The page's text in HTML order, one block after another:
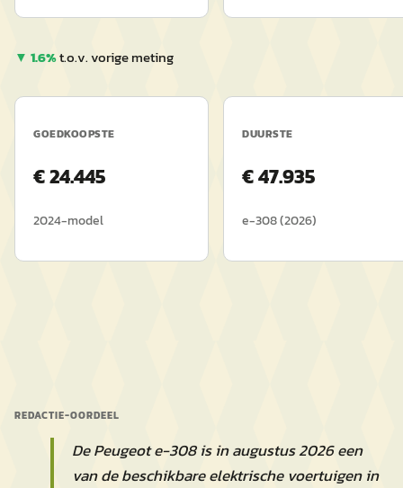
▼ 1.6%t.o.v. vorige meting
GOEDKOOPSTE
€24.445
2024-model
DUURSTE
€47.935
e-308(2026)
REDACTIE-OORDEEL
De Peugeot e-308 is in augustus 2026 een
van de beschikbare elektrische voertuigen in